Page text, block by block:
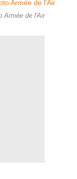
Armée de l'Air